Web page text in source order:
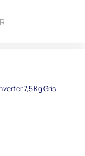
7,5 Kg Gris